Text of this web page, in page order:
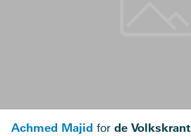
Achmed Majid for de Volkskrant